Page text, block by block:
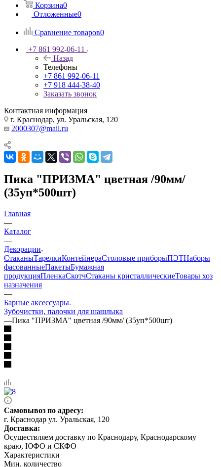
Корзина0
Отложенные0
Сравнение товаров0
+7 861 992-06-11
Назад
Телефоны
+7 861 992-06-11
+7 918 444-38-40
Заказать звонок
Контактная информация
г. Краснодар, ул. Уральская, 120
2000307@mail.ru
Пика "ПРИЗМА" цветная /90мм/
(35уп*500шт)
Главная
—
Каталог
—
Декорации
СтаканыТарелкиКонтейнераСтоловые приборыПЭТНаборы
фасованныеПакетыБумажная
продукцияПленкаСкотчСтаканы кристаллическиеТовары хоз
назначения
—
Барные аксессуары
Зубочистки, палочки для шашлыка
—Пика "ПРИЗМА" цветная /90мм/ (35уп*500шт)
Самовывоз по адресу:
г. Краснодар ул. Уральская, 120
Доставка:
Осуществляем доставку по Краснодару, Краснодарскому
краю, ЮФО и СКФО
Характеристики
Мин. количество